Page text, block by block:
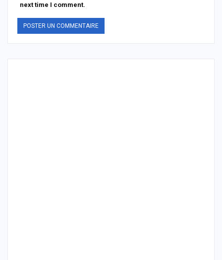
next time I comment.